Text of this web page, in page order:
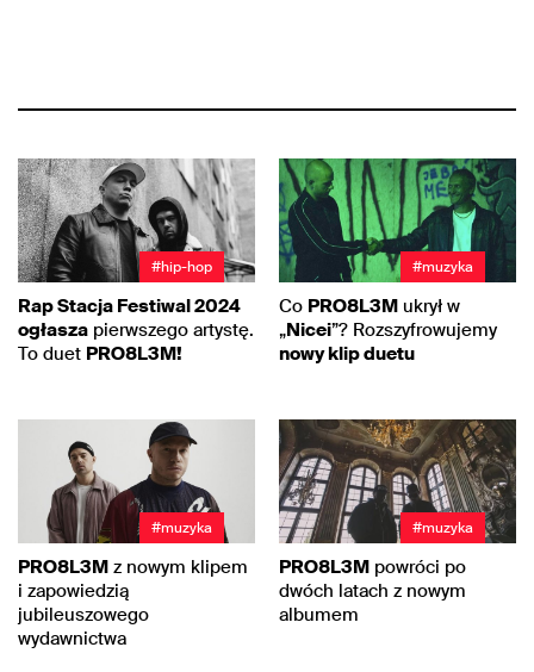
#hip-hop
Rap Stacja Festiwal 2024
ogłasza pierwszego artystę.
To duet PRO8L3M!
#muzyka
Co PRO8L3M ukrył w
„Nicei”? Rozszyfrowujemy
nowy klip duetu
#muzyka
PRO8L3M z nowym klipem
i zapowiedzią
jubileuszowego
wydawnictwa
#muzyka
PRO8L3M powróci po
dwóch latach z nowym
albumem